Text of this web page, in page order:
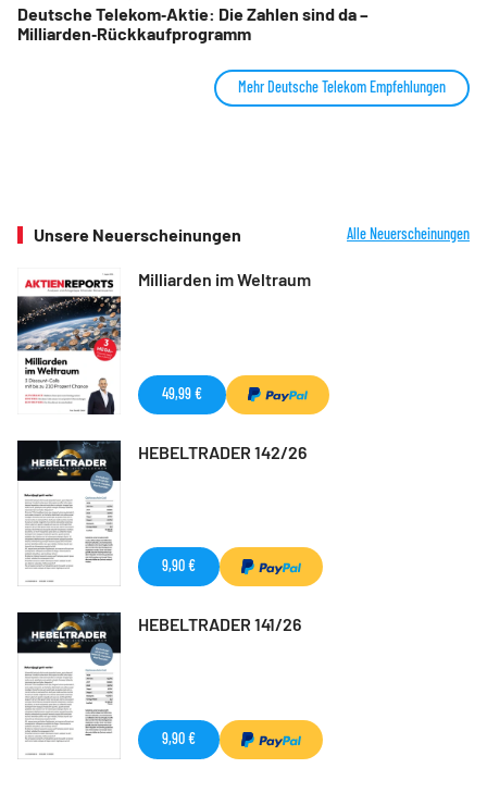
Deutsche Telekom‑Aktie: Die Zahlen sind da –
Milliarden‑Rückkaufprogramm
Mehr Deutsche Telekom Empfehlungen
Unsere Neuerscheinungen Alle Neuerscheinungen
Milliarden im Weltraum
49,99 €
HEBELTRADER 142/26
9,90 €
HEBELTRADER 141/26
9,90 €